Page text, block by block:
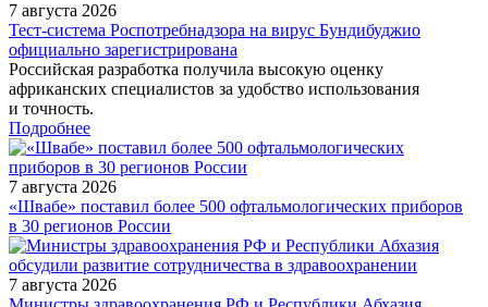
7 августа 2026
Тест‑система Роспотребнадзора на вирус Бундибуджио
официально зарегистрирована
Российская разработка получила высокую оценку
африканских специалистов за удобство использования
и точность.
Подробнее
7 августа 2026
«Швабе» поставил более 500 офтальмологических приборов
в 30 регионов России
7 августа 2026